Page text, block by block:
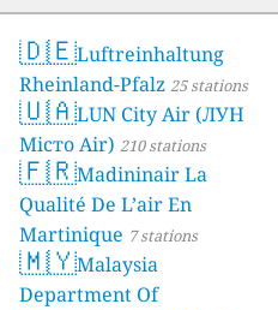
🇩🇪Luftreinhaltung
Rheinland-Pfalz 25 stations
🇺🇦LUN City Air (ЛУН
Місто Air) 210 stations
🇫🇷Madininair La
Qualité De L’air En
Martinique 7 stations
🇲🇾Malaysia
Department Of